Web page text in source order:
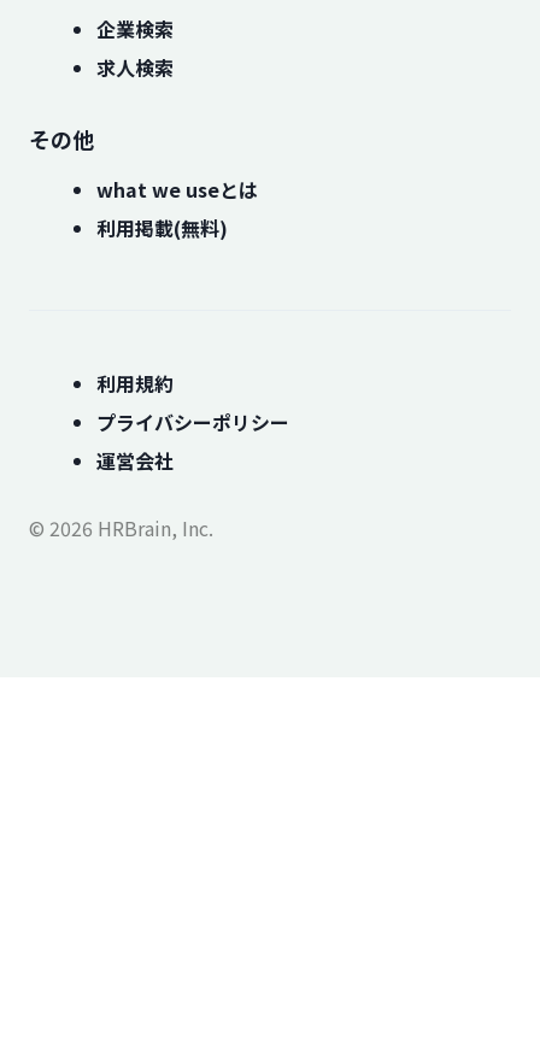
企業検索
求人検索
その他
what we useとは
利用掲載(無料)
利用規約
プライバシーポリシー
運営会社
© 2026 HRBrain, Inc.